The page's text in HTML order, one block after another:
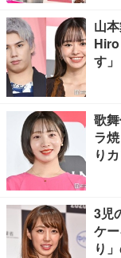
山
す」
歌
ラ
り
3児
ケ
り